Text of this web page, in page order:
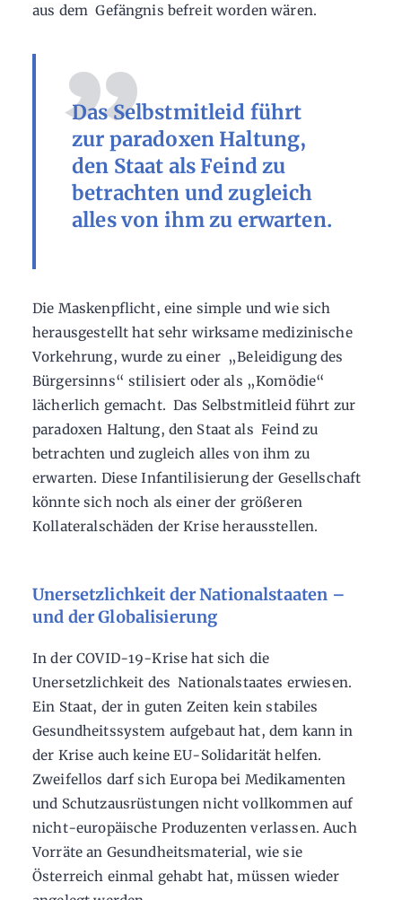
aus dem Gefängnis befreit worden wären.
Das Selbstmitleid führt
zur paradoxen Haltung,
den Staat als Feind zu
betrachten und zugleich
alles von ihm zu erwarten.
Die Maskenpflicht, eine simple und wie sich
herausgestellt hat sehr wirksame medizinische
Vorkehrung, wurde zu einer „Beleidigung des
Bürgersinns“ stilisiert oder als „Komödie“
lächerlich gemacht. Das Selbstmitleid führt zur
paradoxen Haltung, den Staat als Feind zu
betrachten und zugleich alles von ihm zu
erwarten. Diese Infantilisierung der Gesellschaft
könnte sich noch als einer der größeren
Kollateralschäden der Krise herausstellen.
Unersetzlichkeit der Nationalstaaten –
und der Globalisierung
In der COVID-19-Krise hat sich die
Unersetzlichkeit des Nationalstaates erwiesen.
Ein Staat, der in guten Zeiten kein stabiles
Gesundheitssystem aufgebaut hat, dem kann in
der Krise auch keine EU-Solidarität helfen.
Zweifellos darf sich Europa bei Medikamenten
und Schutzausrüstungen nicht vollkommen auf
nicht-europäische Produzenten verlassen. Auch
Vorräte an Gesundheitsmaterial, wie sie
Österreich einmal gehabt hat, müssen wieder